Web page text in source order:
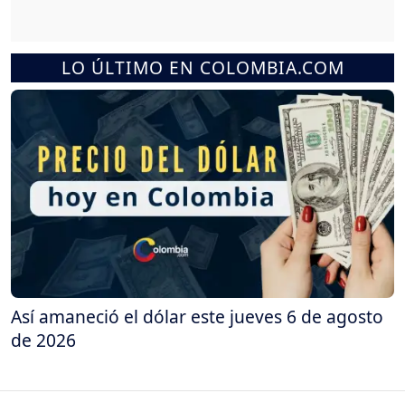
LO ÚLTIMO EN COLOMBIA.COM
Así amaneció el dólar este jueves 6 de agosto
de 2026